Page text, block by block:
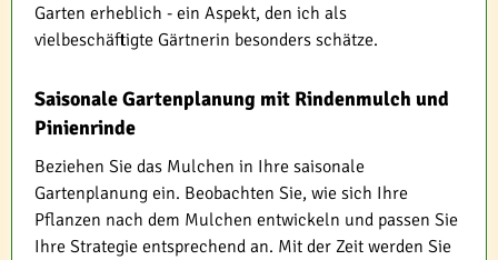
Garten erheblich - ein Aspekt, den ich als
vielbeschäftigte Gärtnerin besonders schätze.
Saisonale Gartenplanung mit Rindenmulch und
Pinienrinde
Beziehen Sie das Mulchen in Ihre saisonale
Gartenplanung ein. Beobachten Sie, wie sich Ihre
Pflanzen nach dem Mulchen entwickeln und passen Sie
Ihre Strategie entsprechend an. Mit der Zeit werden Sie